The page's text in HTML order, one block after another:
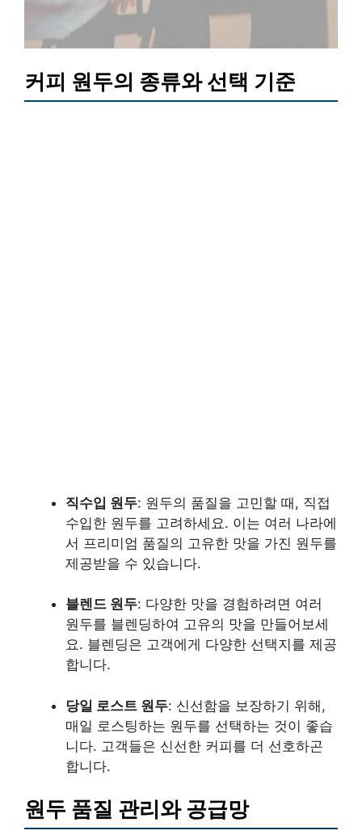
커피 원두의 종류와 선택 기준
직수입 원두: 원두의 품질을 고민할 때, 직접
수입한 원두를 고려하세요. 이는 여러 나라에
서 프리미엄 품질의 고유한 맛을 가진 원두를
제공받을 수 있습니다.
블렌드 원두: 다양한 맛을 경험하려면 여러
원두를 블렌딩하여 고유의 맛을 만들어보세
요. 블렌딩은 고객에게 다양한 선택지를 제공
합니다.
당일 로스트 원두: 신선함을 보장하기 위해,
매일 로스팅하는 원두를 선택하는 것이 좋습
니다. 고객들은 신선한 커피를 더 선호하곤
합니다.
원두 품질 관리와 공급망